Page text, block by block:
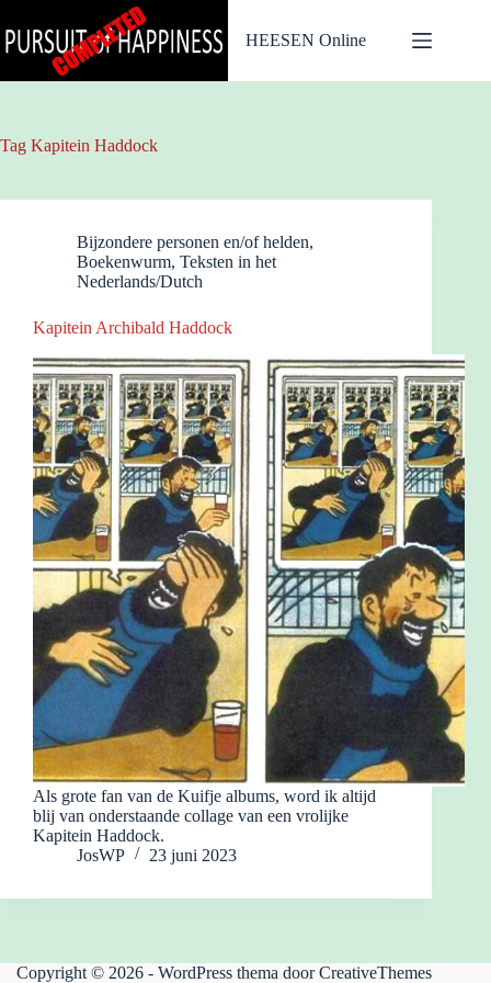
naar
de
HEESEN Online
Tag Kapitein Haddock
Bijzondere personen en/of helden,
Boekenwurm, Teksten in het
Nederlands/Dutch
Kapitein Archibald Haddock
Als grote fan van de Kuifje albums, word ik altijd
blij van onderstaande collage van een vrolijke
Kapitein Haddock.
JosWP
23 juni 2023
Copyright © 2026 - WordPress thema doorCreativeThemes